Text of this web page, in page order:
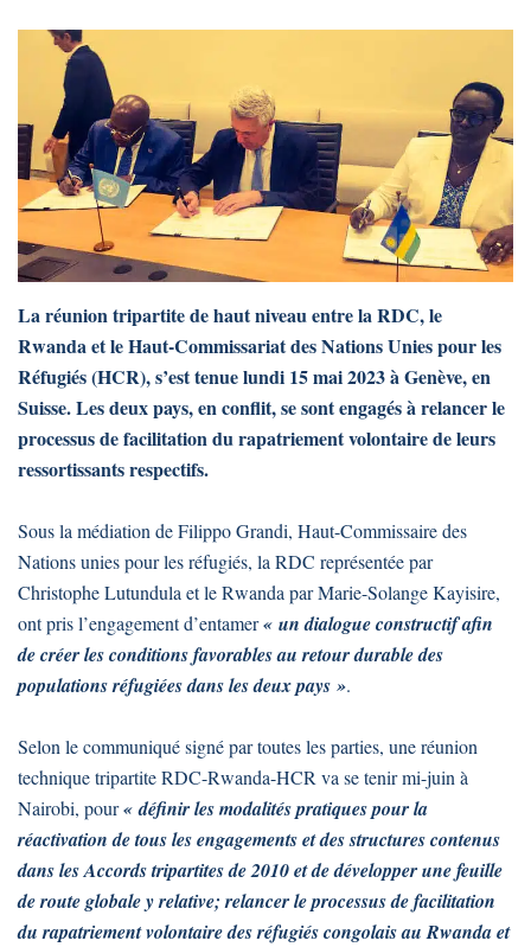
La réunion tripartite de haut niveau entre la RDC, le
Rwanda et le Haut-Commissariat des Nations Unies pour les
Réfugiés (HCR), s’est tenue lundi 15 mai 2023 à Genève, en
Suisse. Les deux pays, en conflit, se sont engagés à relancer le
processus de facilitation du rapatriement volontaire de leurs
ressortissants respectifs.
Sous la médiation de Filippo Grandi, Haut-Commissaire des
Nations unies pour les réfugiés, la RDC représentée par
Christophe Lutundula et le Rwanda par Marie-Solange Kayisire,
ont pris l’engagement d’entamer« un dialogue constructif afin
de créer les conditions favorables au retour durable des
populations réfugiées dans les deux pays ».
Selon le communiqué signé par toutes les parties, une réunion
technique tripartite RDC-Rwanda-HCR va se tenir mi-juin à
Nairobi, pour« définir les modalités pratiques pour la
réactivation de tous les engagements et des structures contenus
dans les Accords tripartites de 2010 et de développer une feuille
de route globale y relative; relancer le processus de facilitation
du rapatriement volontaire des réfugiés congolais au Rwanda et